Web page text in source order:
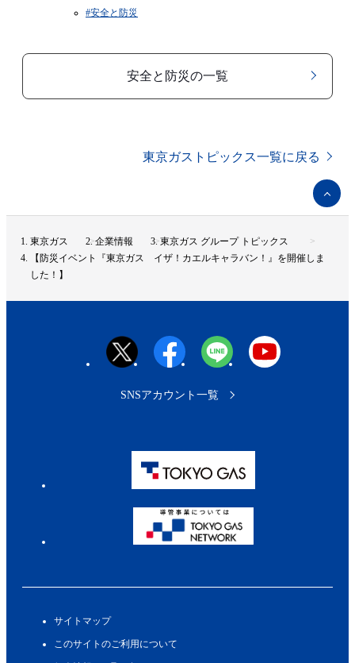
#安全と防災​
安全と防災​の一覧
東京ガストピックス一覧に戻る
ペ
ー
ジ
ッ
東京ガス 企業情報
東京ガス グループ トピックス
【防災イベント『東京ガス イザ！カエルキャラバン！』を開催しま
した！】
サイトマップ
このサイトのご利用について
SNSアカウント一覧